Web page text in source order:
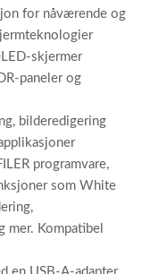
for nåværende og
skjermer
paneler og
bilderedigering
programvare,
som White
Kompatibel